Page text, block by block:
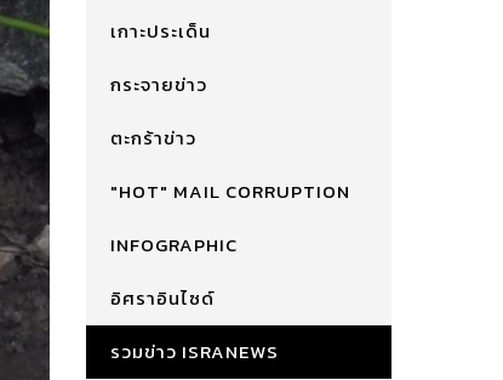
เกาะประเด็น
กระจายข่าว
ตะกร้าข่าว
"HOT" MAIL CORRUPTION
INFOGRAPHIC
อิศราอินไซด์
รวมข่าว ISRANEWS